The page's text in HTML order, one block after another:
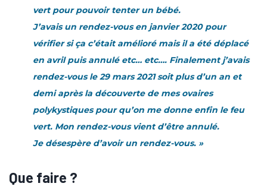
vert pour pouvoir tenter un bébé.
J’avais un rendez-vous en janvier 2020 pour
vérifier si ça c’était amélioré mais il a été déplacé
en avril puis annulé etc… etc…. Finalement j’avais
rendez-vous le 29 mars 2021 soit plus d’un an et
demi après la découverte de mes ovaires
polykystiques pour qu’on me donne enfin le feu
vert. Mon rendez-vous vient d’être annulé.
Je désespère d’avoir un rendez-vous. »
Que faire ?